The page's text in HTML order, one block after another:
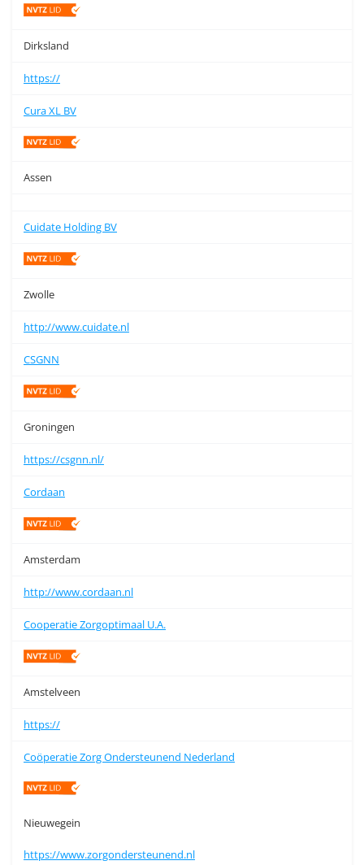
Dirksland
https://
Cura XL BV
Assen
Cuidate Holding BV
Zwolle
http://www.cuidate.nl
CSGNN
Groningen
https://csgnn.nl/
Cordaan
Amsterdam
http://www.cordaan.nl
Cooperatie Zorgoptimaal U.A.
Amstelveen
https://
Coöperatie Zorg Ondersteunend Nederland
Nieuwegein
https://www.zorgondersteunend.nl